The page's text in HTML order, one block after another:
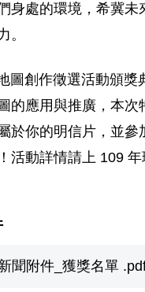
身處的環境，希冀
。
圖創作徵選活動頒
的應用與推廣，本
於你的明信片，並
活動詳情請上 109
聞附件_獲獎名單